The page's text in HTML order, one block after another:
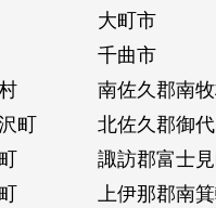
大町市
千曲市
南佐久郡南
町
北佐久郡御
諏訪郡富士
上伊那郡南